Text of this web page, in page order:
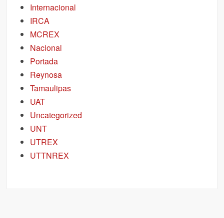
Internacional
IRCA
MCREX
Nacional
Portada
Reynosa
Tamaulipas
UAT
Uncategorized
UNT
UTREX
UTTNREX